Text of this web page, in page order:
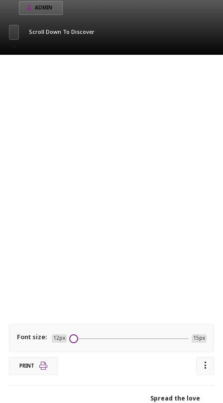
ADMIN
Scroll Down To Discover
Font size: 12px 15px
PRINT
Spread the love